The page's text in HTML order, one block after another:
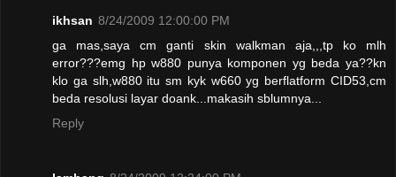
ikhsan 8/24/2009 12:00:00 PM
ga mas,saya cm ganti skin walkman aja,,,tp ko mlh
error???emg hp w880 punya komponen yg beda ya??kn
klo ga slh,w880 itu sm kyk w660 yg berflatform CID53,cm
beda resolusi layar doank...makasih sblumnya...
Reply